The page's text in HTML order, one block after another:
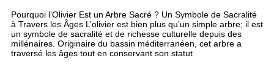
Pourquoi l’Olivier Est un Arbre Sacré ? Un Symbole de Sacralité
à Travers les Âges L’olivier est bien plus qu’un simple arbre; il est
un symbole de sacralité et de richesse culturelle depuis des
millénaires. Originaire du bassin méditerranéen, cet arbre a
traversé les âges tout en conservant son statut